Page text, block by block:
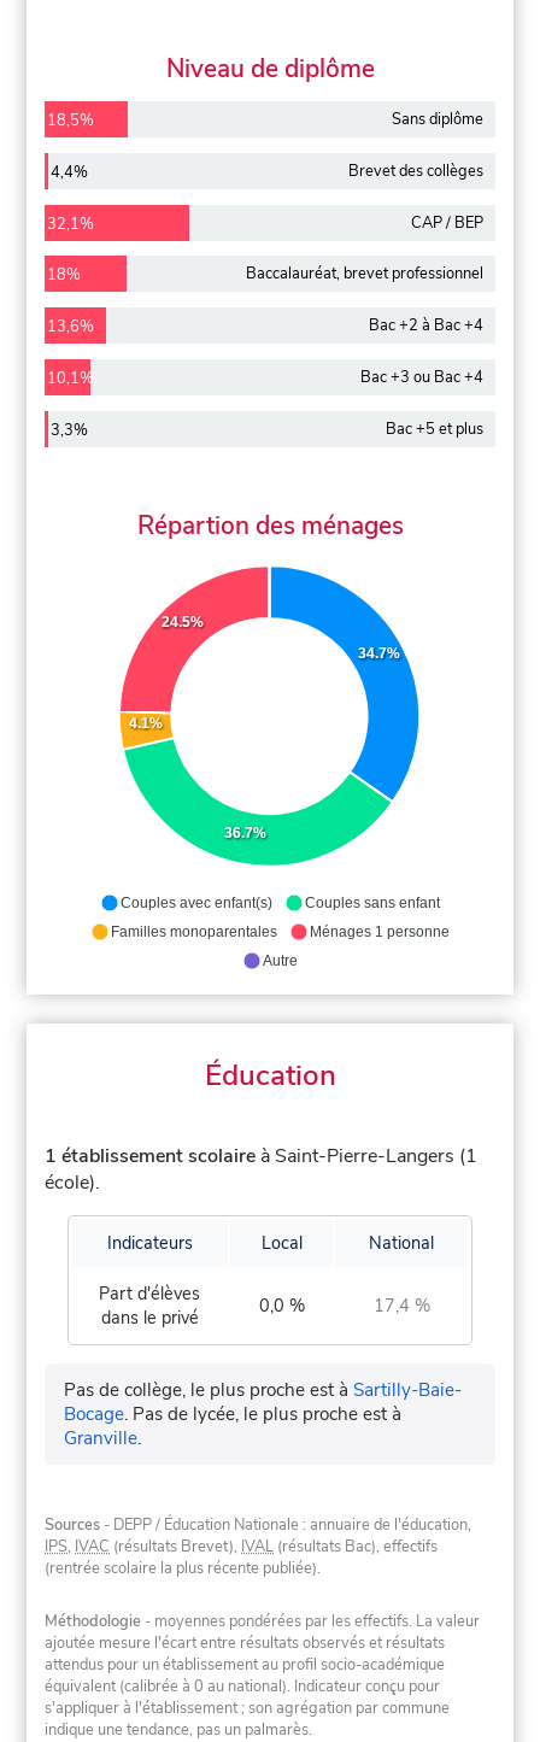
Niveau de diplôme
18,5% Sans diplôme
4,4% Brevet des collèges
32,1% CAP / BEP
18% Baccalauréat, brevet professionnel
13,6% Bac +2 à Bac +4
10,1% Bac +3 ou Bac +4
3,3% Bac +5 et plus
Répartion des ménages
34.7%
36.7%
4.1%
24.5%
Couples avec enfant(s)
Couples sans enfant
Familles monoparentales
Ménages 1 personne
Autre
Éducation
1 établissement scolaire à Saint-Pierre-Langers (1
école).
Indicateurs Local National
Part d'élèves
dans le privé
0,0 % 17,4 %
Pas de collège, le plus proche est àSartilly-Baie-
Bocage. Pas de lycée, le plus proche est à
Granville.
Sources - DEPP / Éducation Nationale : annuaire de l'éducation,
IPS, IVAC (résultats Brevet), IVAL (résultats Bac), effectifs
(rentrée scolaire la plus récente publiée).
Méthodologie - moyennes pondérées par les effectifs. La valeur
ajoutée mesure l'écart entre résultats observés et résultats
attendus pour un établissement au profil socio-académique
équivalent (calibrée à 0 au national). Indicateur conçu pour
s'appliquer à l'établissement ; son agrégation par commune
indique une tendance, pas un palmarès.